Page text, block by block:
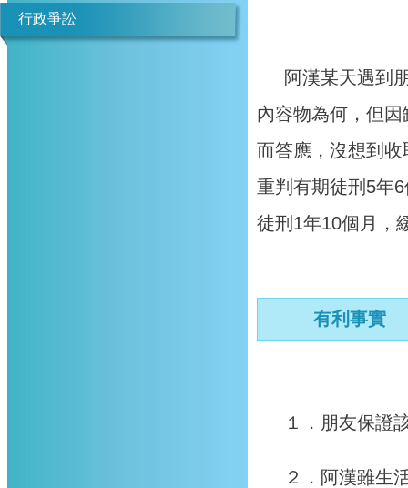
行政爭訟
阿漢某天遇到
內容物為何，但
而答應，沒想到
重判有期徒刑5年
徒刑1年10個月，
有利事實
１．朋友保證
２．阿漢雖生